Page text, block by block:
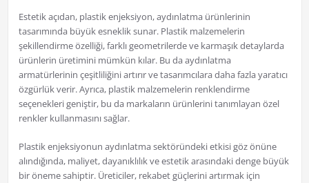
Estetik açıdan, plastik enjeksiyon, aydınlatma ürünlerinin
tasarımında büyük esneklik sunar. Plastik malzemelerin
şekillendirme özelliği, farklı geometrilerde ve karmaşık detaylarda
ürünlerin üretimini mümkün kılar. Bu da aydınlatma
armatürlerinin çeşitliliğini artırır ve tasarımcılara daha fazla yaratıcı
özgürlük verir. Ayrıca, plastik malzemelerin renklendirme
seçenekleri geniştir, bu da markaların ürünlerini tanımlayan özel
renkler kullanmasını sağlar.
Plastik enjeksiyonun aydınlatma sektöründeki etkisi göz önüne
alındığında, maliyet, dayanıklılık ve estetik arasındaki denge büyük
bir öneme sahiptir. Üreticiler, rekabet güçlerini artırmak için